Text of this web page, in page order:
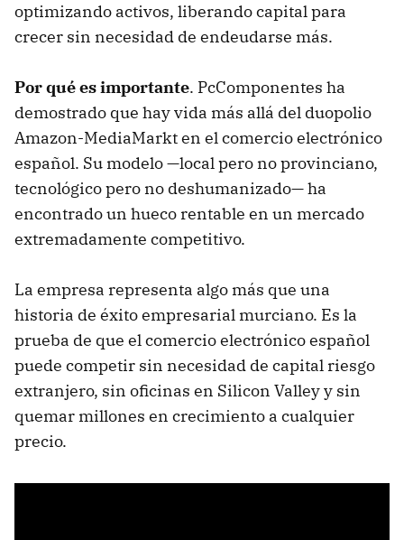
optimizando activos, liberando capital para
crecer sin necesidad de endeudarse más.
Por qué es importante. PcComponentes ha
demostrado que hay vida más allá del duopolio
Amazon-MediaMarkt en el comercio electrónico
español. Su modelo —local pero no provinciano,
tecnológico pero no deshumanizado— ha
encontrado un hueco rentable en un mercado
extremadamente competitivo.
La empresa representa algo más que una
historia de éxito empresarial murciano. Es la
prueba de que el comercio electrónico español
puede competir sin necesidad de capital riesgo
extranjero, sin oficinas en Silicon Valley y sin
quemar millones en crecimiento a cualquier
precio.